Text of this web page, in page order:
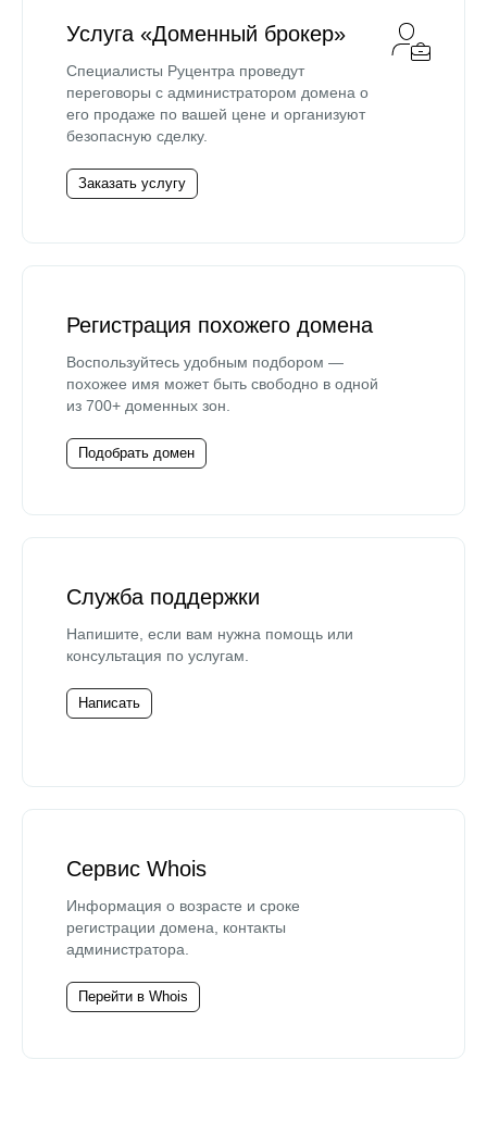
Услуга «Доменный брокер»
Специалисты Руцентра проведут
переговоры с администратором домена о
его продаже по вашей цене и организуют
безопасную сделку.
Заказать услугу
Регистрация похожего домена
Воспользуйтесь удобным подбором —
похожее имя может быть свободно в одной
из 700+ доменных зон.
Подобрать домен
Служба поддержки
Напишите, если вам нужна помощь или
консультация по услугам.
Написать
Сервис Whois
Информация о возрасте и сроке
регистрации домена, контакты
администратора.
Перейти в Whois